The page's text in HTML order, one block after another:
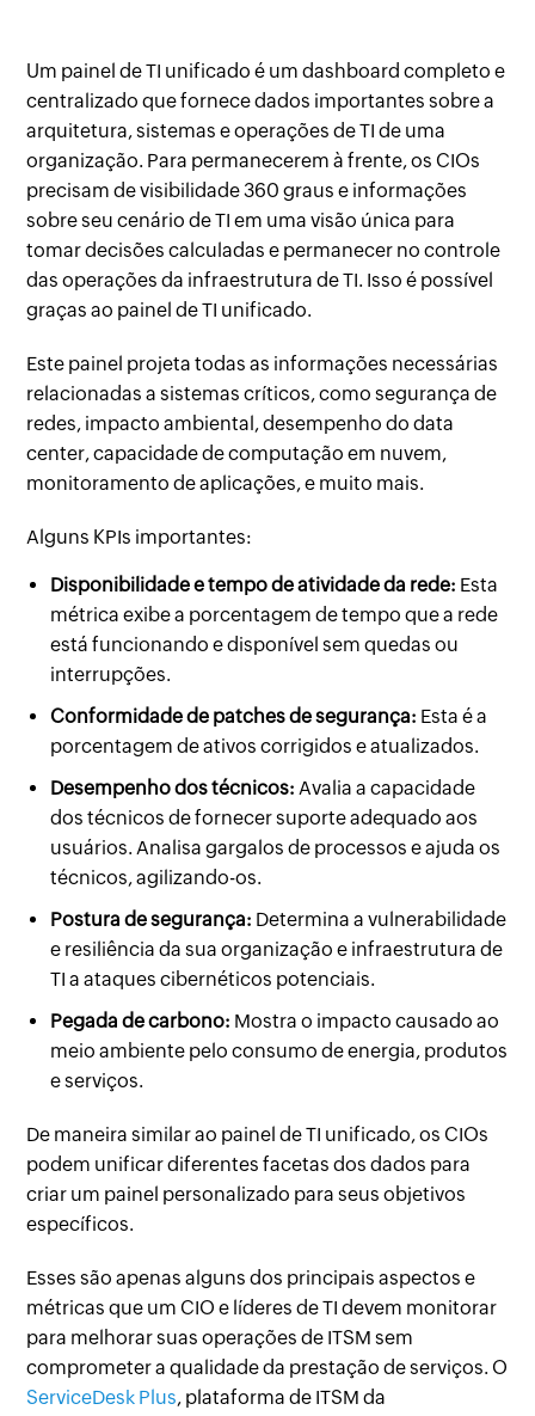
Um painel de TI unificado é um dashboard completo e
centralizado que fornece dados importantes sobre a
arquitetura, sistemas e operações de TI de uma
organização. Para permanecerem à frente, os CIOs
precisam de visibilidade 360 ​​graus e informações
sobre seu cenário de TI em uma visão única para
tomar decisões calculadas e permanecer no controle
das operações da infraestrutura de TI. Isso é possível
graças ao painel de TI unificado.
Este painel projeta todas as informações necessárias
relacionadas a sistemas críticos, como segurança de
redes, impacto ambiental, desempenho do data
center, capacidade de computação em nuvem,
monitoramento de aplicações, e muito mais.
Alguns KPIs importantes:
Disponibilidade e tempo de atividade da rede: Esta
métrica exibe a porcentagem de tempo que a rede
está funcionando e disponível sem quedas ou
interrupções.
Conformidade de patches de segurança: Esta é a
porcentagem de ativos corrigidos e atualizados.
Desempenho dos técnicos: Avalia a capacidade
dos técnicos de fornecer suporte adequado aos
usuários. Analisa gargalos de processos e ajuda os
técnicos, agilizando-os.
Postura de segurança: Determina a vulnerabilidade
e resiliência da sua organização e infraestrutura de
TI a ataques cibernéticos potenciais.
Pegada de carbono: Mostra o impacto causado ao
meio ambiente pelo consumo de energia, produtos
e serviços.
De maneira similar ao painel de TI unificado, os CIOs
podem unificar diferentes facetas dos dados para
criar um painel personalizado para seus objetivos
específicos.
Esses são apenas alguns dos principais aspectos e
métricas que um CIO e líderes de TI devem monitorar
para melhorar suas operações de ITSM sem
comprometer a qualidade da prestação de serviços. O
ServiceDesk Plus, plataforma de ITSM da